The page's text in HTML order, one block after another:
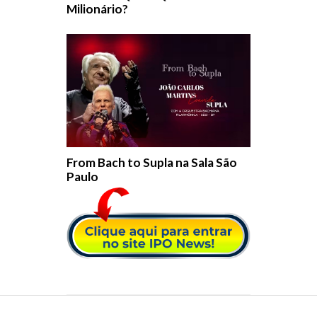
Milionário?
From Bach to Supla na Sala São
Paulo